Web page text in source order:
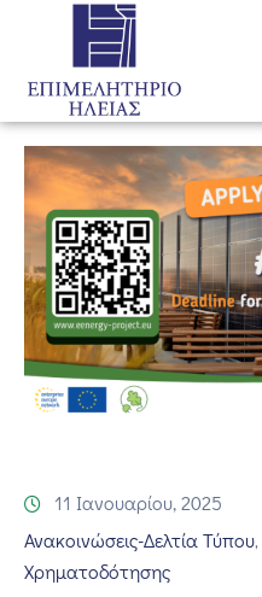
Αρχική
Υπηρεσίες
Ενημέρωση
Σύλλογοι
–
Σωματεία
Ειδική
Πληροφόρηση
Χρηματοδότησης
Επικοινωνία
11 Ιανουαρίου, 2025
Ανακοινώσεις-Δελτία Τύπου‚
Χρηματοδότησης